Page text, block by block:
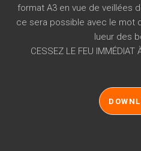
format A3 en vue de veillées
ce sera possible avec le mot
lueur des
CESSEZ LE FEU IMMÉDIAT